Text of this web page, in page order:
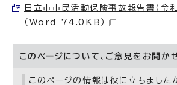
日立市市民活動保険事故報告書（令
（Word 74.0KB）
このページについて、ご意見をお聞か
このページの情報は役に立ちましたか